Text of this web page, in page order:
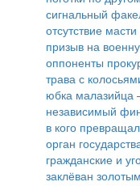
сигнальный
отсутствие
призыв на
оппоненты
трава с
юбка
независимый
в кого
орган
гражданские и
заклёван